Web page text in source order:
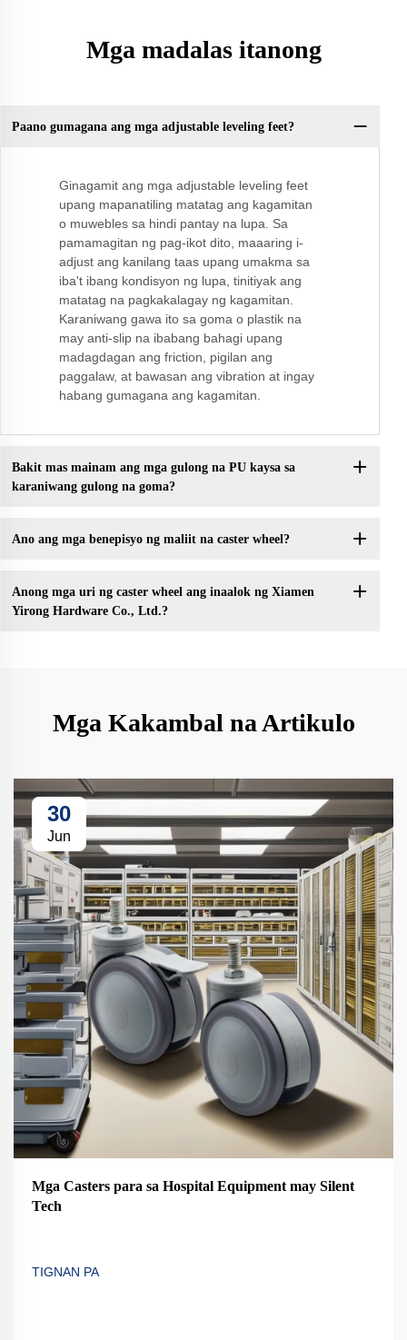
Mga madalas itanong
Paano gumagana ang mga adjustable leveling feet?
Ginagamit ang mga adjustable leveling feet
upang mapanatiling matatag ang kagamitan
o muwebles sa hindi pantay na lupa. Sa
pamamagitan ng pag-ikot dito, maaaring i-
adjust ang kanilang taas upang umakma sa
iba't ibang kondisyon ng lupa, tinitiyak ang
matatag na pagkakalagay ng kagamitan.
Karaniwang gawa ito sa goma o plastik na
may anti-slip na ibabang bahagi upang
madagdagan ang friction, pigilan ang
paggalaw, at bawasan ang vibration at ingay
habang gumagana ang kagamitan.
Bakit mas mainam ang mga gulong na PU kaysa sa
karaniwang gulong na goma?
Ano ang mga benepisyo ng maliit na caster wheel?
Anong mga uri ng caster wheel ang inaalok ng Xiamen
Yirong Hardware Co., Ltd.?
Mga Kakambal na Artikulo
30
Jun
Mga Casters para sa Hospital Equipment may Silent
Tech
TIGNAN PA